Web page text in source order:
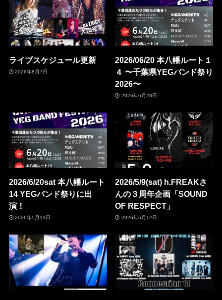
ライブスケジュール更新
2026年8月7日
2026/06/20 本八幡ルート１
４ 〜千葉県YEGバンド祭り
2026〜
2026年6月28日
2026/6/20sat 本八幡ルート
14 YEGバンド祭りに出
演！
2026年5月13日
2026/5/9(sat) h.FREAKさ
んの３周年企画「SOUND
OF RESPECT」
2026年5月12日